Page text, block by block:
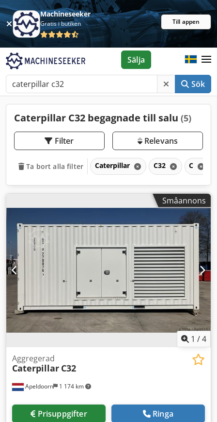
Machineseeker
Gratis i butiken Till appen
Sök
Sälja
Caterpillar C32 begagnade till salu (5)
Filter Relevans
Ta bort alla filter Caterpillar C32 C
Småannons
1 /4
Apeldoorn 1 174 km
Aggregerad
Caterpillar C32
Prisuppgifter Ringa